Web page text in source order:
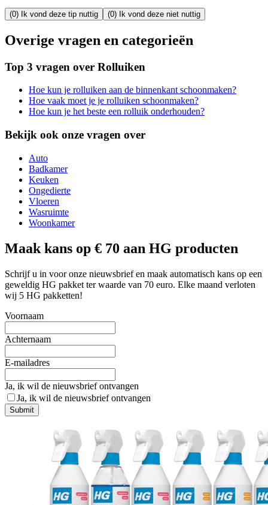
(0) Ik vond deze tip nuttig (0) Ik vond deze niet nuttig
Overige vragen en categorieën
Top 3 vragen over Rolluiken
Hoe kun je rolluiken aan de binnenkant schoonmaken?
Hoe vaak moet je je rolluiken schoonmaken?
Hoe kun je het beste een rolluik onderhouden?
Bekijk ook onze vragen over
Auto
Badkamer
Keuken
Ongedierte
Vloeren
Wasruimte
Woonkamer
Maak kans op € 70 aan HG producten
Schrijf u in voor onze nieuwsbrief en maak automatisch kans op een
geweldig HG pakket ter waarde van 70 euro. Elke maand verloten
wij 5 HG pakketten!
Voornaam
Achternaam
E-mailadres
Ja, ik wil de nieuwsbrief ontvangen
Ja, ik wil de nieuwsbrief ontvangen
Submit